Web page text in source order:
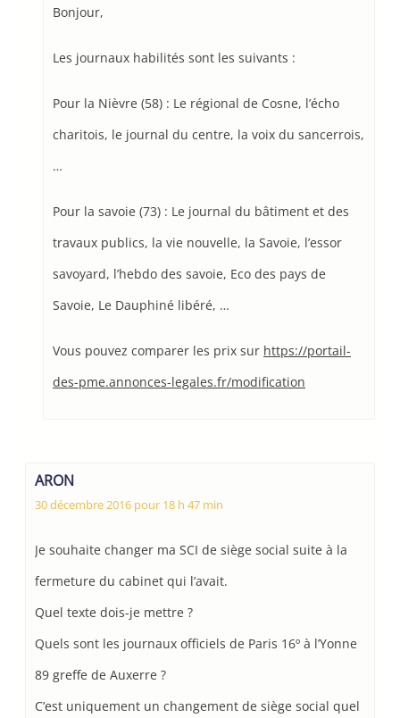
Bonjour,
Les journaux habilités sont les suivants :
Pour la Nièvre (58) : Le régional de Cosne, l’écho
charitois, le journal du centre, la voix du sancerrois,
…
Pour la savoie (73) : Le journal du bâtiment et des
travaux publics, la vie nouvelle, la Savoie, l’essor
savoyard, l’hebdo des savoie, Eco des pays de
Savoie, Le Dauphiné libéré, …
Vous pouvez comparer les prix sur https://portail-
des-pme.annonces-legales.fr/modification
ARON
30 décembre 2016 pour 18 h 47 min
Je souhaite changer ma SCI de siège social suite à la
fermeture du cabinet qui l’avait.
Quel texte dois-je mettre ?
Quels sont les journaux officiels de Paris 16º à l’Yonne
89 greffe de Auxerre ?
C’est uniquement un changement de siège social quel